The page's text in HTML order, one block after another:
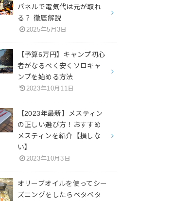
パネルで電気代は元が取れ
る？ 徹底解説
2025年5月3日
【予算6万円】キャンプ初心
者がなるべく安くソロキャ
ンプを始める方法
2023年10月11日
【2023年最新】メスティン
の正しい選び方！おすすめ
メスティンを紹介【損しな
い】
2023年10月3日
オリーブオイルを使ってシー
ズニングをしたらベタベタ